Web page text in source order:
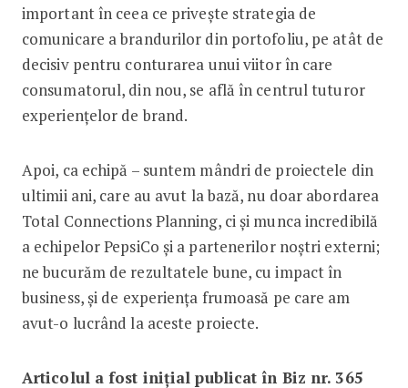
important în ceea ce privește strategia de
comunicare a brandurilor din portofoliu, pe atât de
decisiv pentru conturarea unui viitor în care
consumatorul, din nou, se află în centrul tuturor
experiențelor de brand.
Apoi, ca echipă – suntem mândri de proiectele din
ultimii ani, care au avut la bază, nu doar abordarea
­Total Connections Planning, ci și munca incredibilă
a echipelor ­PepsiCo și a partenerilor noștri externi;
ne bucu­răm de rezultatele bune, cu impact în
business, și de experiența frumoasă pe care am
avut-o lucrând la aceste proiecte.
Articolul a fost inițial publicat în Biz nr. 365